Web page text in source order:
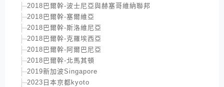
2018巴爾幹-波士尼亞與赫塞哥維納聯邦
2018巴爾幹-塞爾維亞
2018巴爾幹-斯洛維尼亞
2018巴爾幹-克羅埃西亞
2018巴爾幹-阿爾巴尼亞
2018巴爾幹-北馬其頓
2019新加波Singapore
2023日本京都kyoto